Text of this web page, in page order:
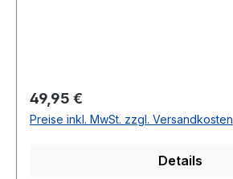
Regulärer Preis:
49,95 €
Preise inkl. MwSt. zzgl. Versandkosten
Details